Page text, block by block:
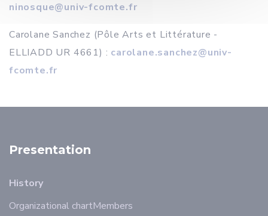
ninosque@univ-fcomte.fr
Carolane Sanchez (Pôle Arts et Littérature -
ELLIADD UR 4661) : carolane.sanchez@univ-
fcomte.fr
Presentation
History
Organizational chartMembers